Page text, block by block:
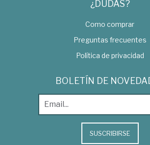
¿DUDAS?
Como comprar
Preguntas frecuentes
Política de privacidad
BOLETÍN DE
SUSCRIBIRSE